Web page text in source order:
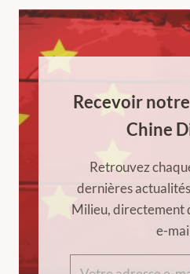
Recevoir
Chine
Retrouvez
dernières
Milieu, directement
e-